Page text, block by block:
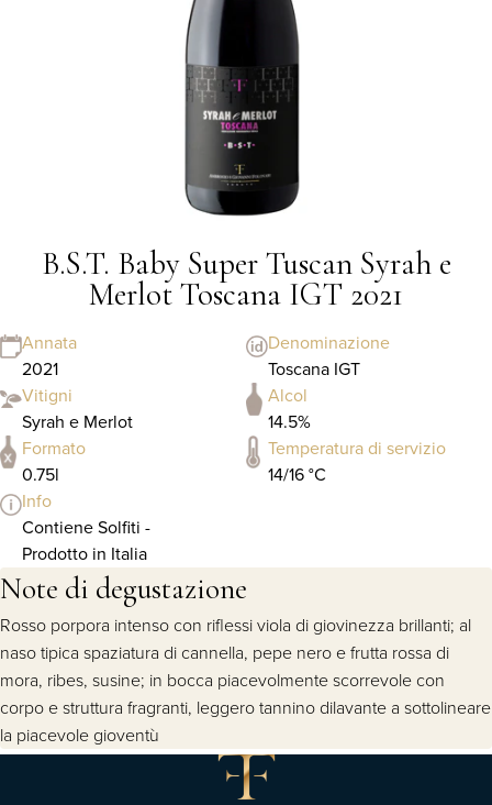
B.S.T. Baby Super Tuscan Syrah e
Merlot Toscana IGT 2021
Annata
2021
Denominazione
Toscana IGT
Vitigni
Syrah e Merlot
Alcol
14.5%
Formato
0.75l
Temperatura di servizio
14/16 °C
Info
Contiene Solfiti -
Prodotto in Italia
Note di degustazione
Rosso porpora intenso con riflessi viola di giovinezza brillanti; al
naso tipica spaziatura di cannella, pepe nero e frutta rossa di
mora, ribes, susine; in bocca piacevolmente scorrevole con
corpo e struttura fragranti, leggero tannino dilavante a sottolineare
la piacevole gioventù